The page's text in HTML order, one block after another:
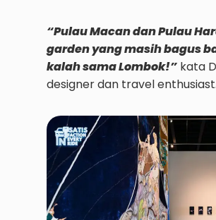
“Pulau Macan dan Pulau
garden yang masih bagus
kalah sama Lombok!” kata
designer dan travel enthusiast.